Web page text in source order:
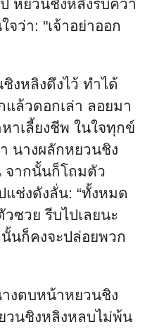
หยวนชิงหลิงรีบคว้า
จว่า: "เจ้าอย่าออก
งหลิงดึงไว้ ทำได้
ล้วดอกเล่า ลอยมา
าเลี้ยงชีพ ในใจทุกข์
นางผลักหยวนชิง
จากนั้นก็โถมตัว
แช่งดังลั่น: “ทั้งหมด
วซวย รีบไปเลยนะ
นก็คงจะปล่อยพวก
างตบหน้าหยวนชิง
วนชิงหลิงหลบไม่พ้น